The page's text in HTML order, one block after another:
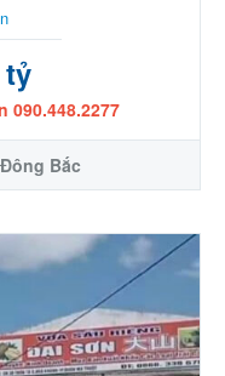
tỷ
090.448.2277
Đông Bắc